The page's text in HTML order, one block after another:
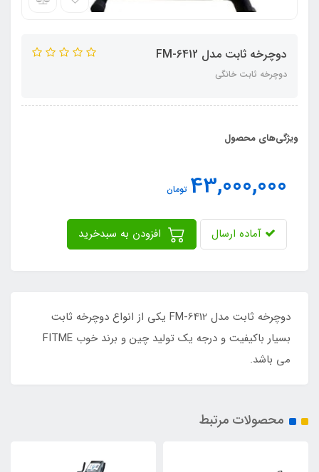
دوچرخه ثابت مدل FM-6412
دوچرخه ثابت خانگی
ویژگی‌های محصول
43,000,000 تومان
آماده ارسال
دوچرخه ثابت مدل FM-6412 یکی از انواع دوچرخه ثابت
بسیار باکیفیت و درجه یک تولید چین و برند خوب FITME
می باشد.
محصولات مرتبط